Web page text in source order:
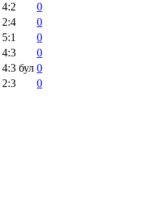
4:2
0
2:4
0
5:1
0
4:3
0
4:3 бул 0
2:3
0